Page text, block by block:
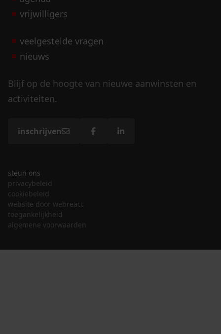
vrijwilligers
veelgestelde vragen
nieuws
Blijf op de hoogte van nieuwe aanwinsten en
activiteiten.
inschrijven
steun ons
privacybeleid
cookiebeleid
website door webreact
toegankelijkheid
algemene voorwaarden